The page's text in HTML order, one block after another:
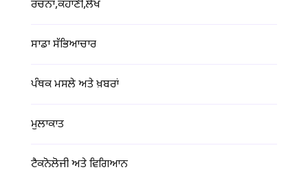
ਰਚਨਾ,ਕਹਾਣੀ,ਲੇਖ
ਸਾਡਾ ਸੱਭਿਆਚਾਰ
ਪੰਥਕ ਮਸਲੇ ਅਤੇ ਖ਼ਬਰਾਂ
ਮੁਲਾਕਾਤ
ਟੈਕਨੋਲੋਜੀ ਅਤੇ ਵਿਗਿਆਨ